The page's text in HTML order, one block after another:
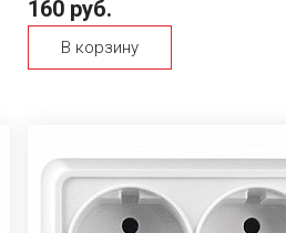
160 руб.
В корзину